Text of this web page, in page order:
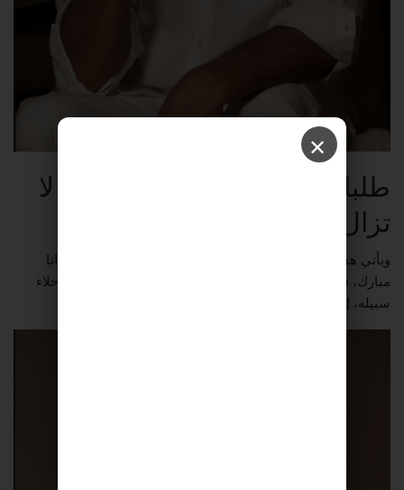
طلبات إخلاء سبيل فضل شاكر لا
تزال قيد الانتظار
ويأتي هذا التطور في وقت كانت فيه وكيلة فضل، المحامية أماتا
مبارك، قد تقدمت منذ 9 حزيران/يونيو 2026 بعدد من طلبات إخلاء
سبيله، إلا أنه لم يصدر حتى الآن أي قرار بشأنها.
✕